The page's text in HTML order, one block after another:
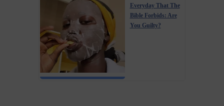
Everyday That The
Bible Forbids: Are
You Guilty?